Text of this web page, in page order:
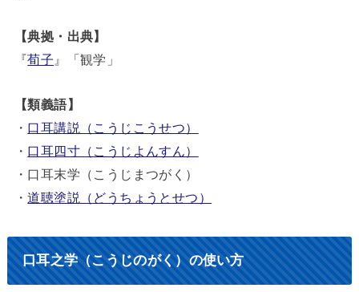
【典拠・出典】
『荀子 』「観学」
【類義語】
・ 口耳講説（こうじこうせつ）
・ 口耳四寸（こうじよんすん）
・口耳末学（こうじまつがく）
・道聴塗説（どうちょうとせつ）
口耳之学（こうじのがく）の使い方